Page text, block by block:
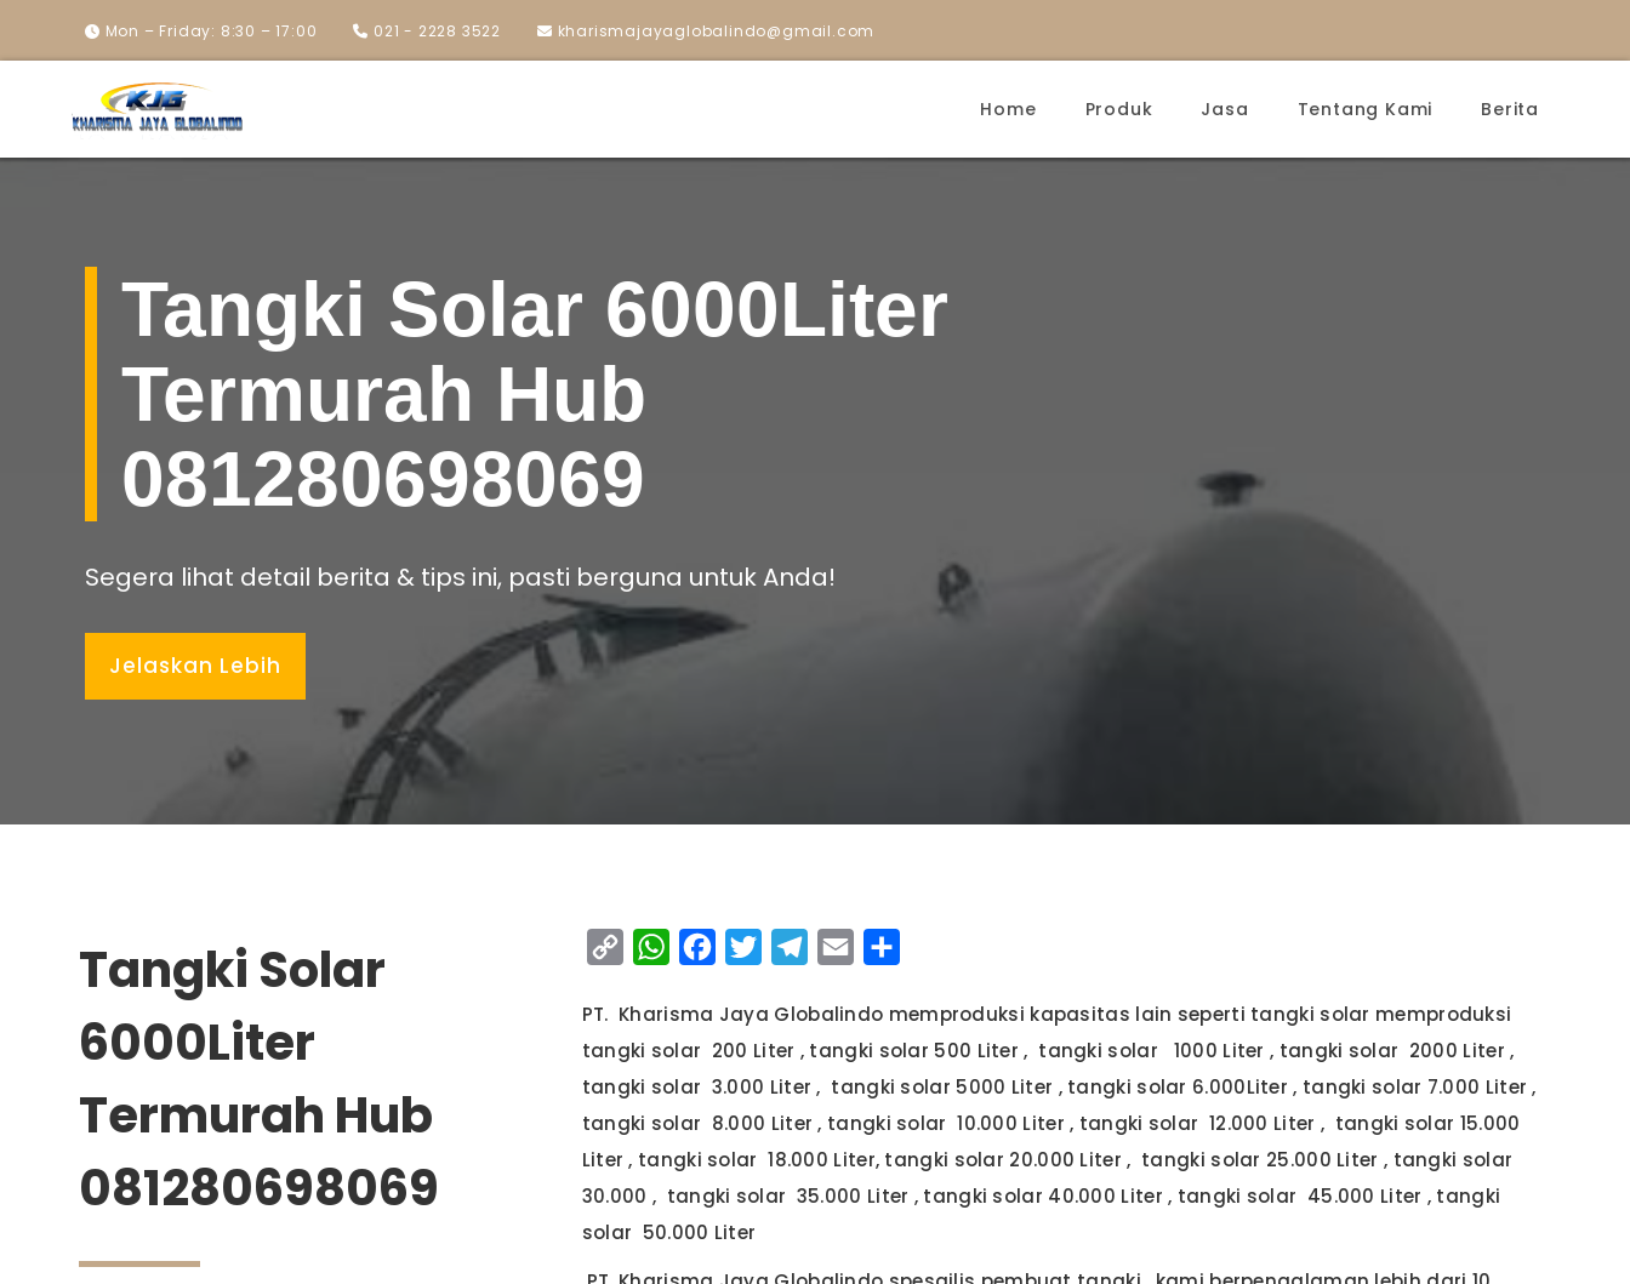
Mon – Friday: 8:30 – 17:00 021 - 2228 3522 kharismajayaglobalindo@gmail.com
Home Produk Jasa Tentang Kami Berita
Tangki Solar 6000Liter
Termurah Hub
081280698069
Segera lihat detail berita & tips ini, pasti berguna untuk Anda!
Jelaskan Lebih
Tangki Solar
6000Liter
Termurah Hub
081280698069
Copy
WhatsApp
FacebookTwitterTelegram
Email
PT. Kharisma Jaya Globalindo memproduksi kapasitas lain seperti tangki solar memproduksi
tangki solar 200 Liter , tangki solar 500 Liter , tangki solar 1000 Liter , tangki solar 2000 Liter ,
tangki solar 3.000 Liter , tangki solar 5000 Liter , tangki solar 6.000Liter , tangki solar 7.000 Liter ,
tangki solar 8.000 Liter , tangki solar 10.000 Liter , tangki solar 12.000 Liter , tangki solar 15.000
Liter , tangki solar 18.000 Liter, tangki solar 20.000 Liter , tangki solar 25.000 Liter , tangki solar
30.000 , tangki solar 35.000 Liter , tangki solar 40.000 Liter , tangki solar 45.000 Liter , tangki
solar 50.000 Liter